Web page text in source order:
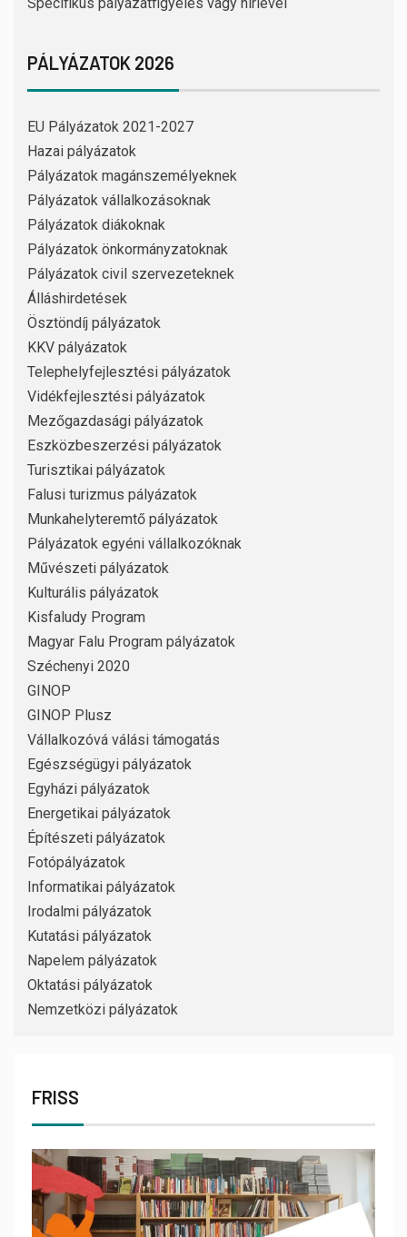
PÁLYÁZATOK 2026
EU Pályázatok 2021-2027
Hazai pályázatok
Pályázatok magánszemélyeknek
Pályázatok vállalkozásoknak
Pályázatok diákoknak
Pályázatok önkormányzatoknak
Pályázatok civil szervezeteknek
Álláshirdetések
Ösztöndíj pályázatok
KKV pályázatok
Telephelyfejlesztési pályázatok
Vidékfejlesztési pályázatok
Mezőgazdasági pályázatok
Eszközbeszerzési pályázatok
Turisztikai pályázatok
Falusi turizmus pályázatok
Munkahelyteremtő pályázatok
Pályázatok egyéni vállalkozóknak
Művészeti pályázatok
Kulturális pályázatok
Kisfaludy Program
Magyar Falu Program pályázatok
Széchenyi 2020
GINOP
GINOP Plusz
Vállalkozóvá válási támogatás
Egészségügyi pályázatok
Egyházi pályázatok
Energetikai pályázatok
Építészeti pályázatok
Fotópályázatok
Informatikai pályázatok
Irodalmi pályázatok
Kutatási pályázatok
Napelem pályázatok
Oktatási pályázatok
Nemzetközi pályázatok
FRISS